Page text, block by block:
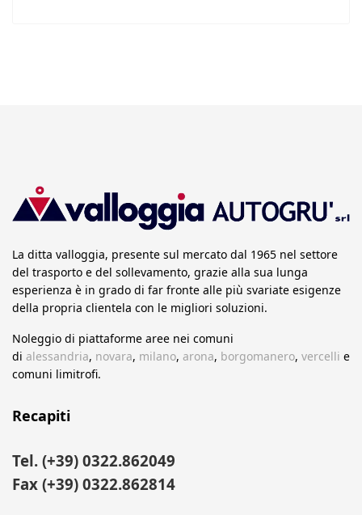
La ditta valloggia, presente sul mercato dal 1965 nel settore
del trasporto e del sollevamento, grazie alla sua lunga
esperienza è in grado di far fronte alle più svariate esigenze
della propria clientela con le migliori soluzioni.
Noleggio di piattaforme aree nei comuni
di alessandria, novara, milano, arona, borgomanero, vercelli e
comuni limitrofi.
Recapiti
Tel. (+39) 0322.862049
Fax (+39) 0322.862814